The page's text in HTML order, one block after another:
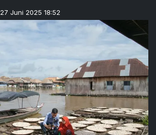
27 Juni 2025 18:52